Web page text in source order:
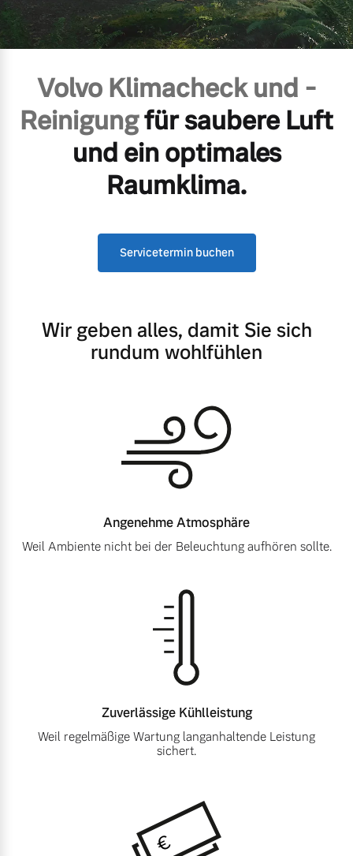
Gebrauchtwagen
Aktuelle Zubehörangebote
Zubehörkatalog
Aktuelle Serviceangebote
Karriere
Volvo Klimacheck und -
Reinigungfür saubere Luft
und ein optimales
Raumklima.
Servicetermin buchen
Wir geben alles, damit Sie sich
rundum wohlfühlen
AngenehmeAtmosphäre
Weil Ambiente nicht bei der Beleuchtung aufhören sollte.
Zuverlässige Kühlleistung
Weil regelmäßige Wartung langanhaltende Leistung
sichert.